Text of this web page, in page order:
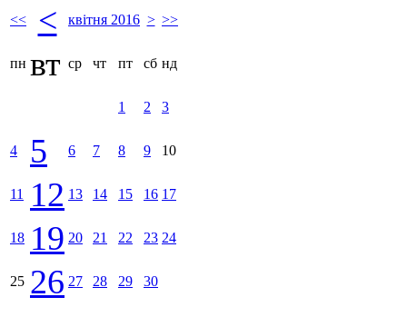
<< < квітня 2016 > >>
пн вт ср чт пт сб нд
1 2 3
4 5 6 7 8 9 10
11 12 13 14 15 16 17
18 19 20 21 22 23 24
25 26 27 28 29 30